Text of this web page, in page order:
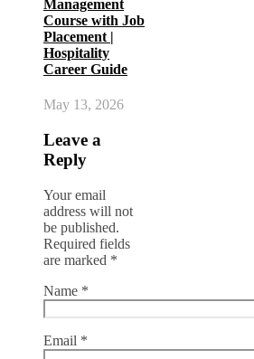
Management
Course with Job
Placement |
Hospitality
Career Guide
May 13, 2026
Leave a
Reply
Your email
address will not
be published.
Required fields
are marked *
Name *
Email *